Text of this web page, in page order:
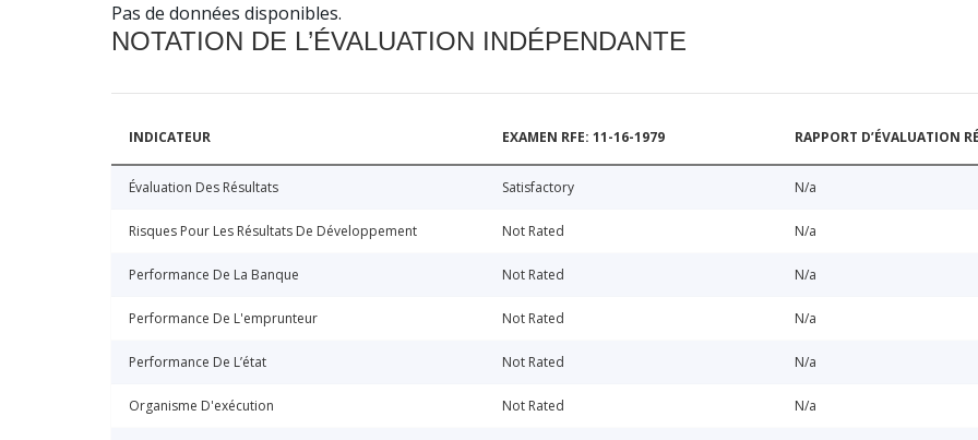
Pas de données disponibles.
NOTATION DE L’ÉVALUATION INDÉPENDANTE
INDICATEUR EXAMEN RFE: 11-16-1979 RAPPORT D’ÉVALUATION
Évaluation Des Résultats Satisfactory N/a
Risques Pour Les Résultats De Développement Not Rated N/a
Performance De La Banque Not Rated N/a
Performance De L'emprunteur Not Rated N/a
Performance De L’état Not Rated N/a
Organisme D'exécution Not Rated N/a